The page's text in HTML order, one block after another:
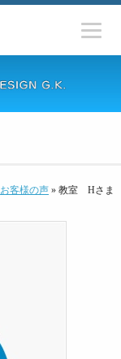
お客様の声 » 教室 Hさま